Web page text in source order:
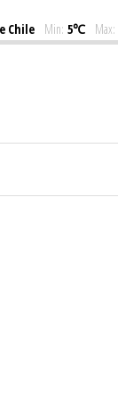
Chile Min: 5℃ Max: